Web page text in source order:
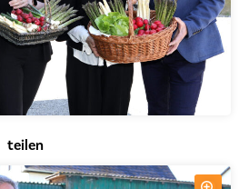
teilen